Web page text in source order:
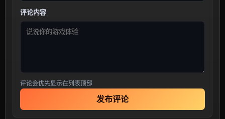
评论内容
评论会优先显示在列表顶部
发布评论